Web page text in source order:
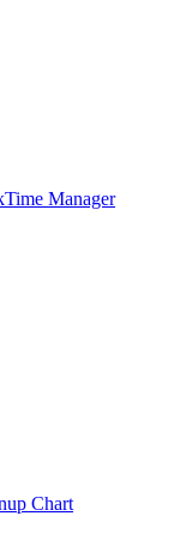
Manager
Chart